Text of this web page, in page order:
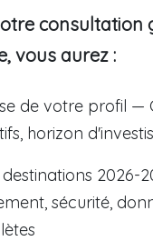
consultation
vous aurez :
de votre profil —
horizon
2026-
sécurité,